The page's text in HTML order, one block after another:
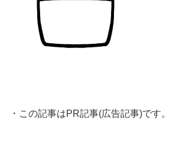
・この記事はPR記事(広告記事)です。